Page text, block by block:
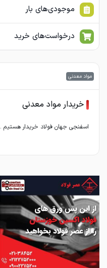
موجودی‌های بار
درخواست‌های خرید
مواد معدنی
خریدار مواد معدنی
اسفنجی جهان فولاد خریدار هستیم .